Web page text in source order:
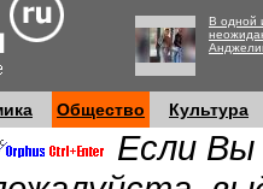
В одной
Общество Культура
Если Вы